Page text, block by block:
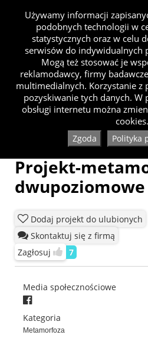
Projekt-
Dodaj projekt do ulubionych
Skontaktuj się z firmą
Zagłosuj
7
Media społecznościowe
Kategoria
Metamorfoza
Używamy informacji
podobnych technologii w
statystycznych oraz w celu
serwisów do indywidualnych
Mogą też stosować je
reklamodawcy, firmy
multimedialnych. Korzystanie z
pozyskiwanie tych danych. W
obsługi internetu można
cookies.
Zgoda Polityka